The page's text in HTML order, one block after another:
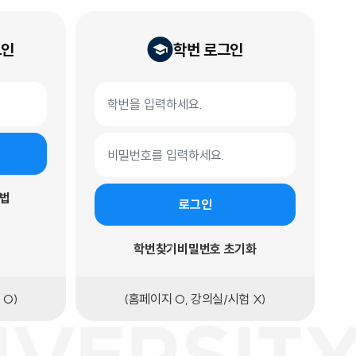
O)
학번 로그인
로그인
학번찾기 비밀번호 초기화
(홈페이지 O, 강의실/시험 X)